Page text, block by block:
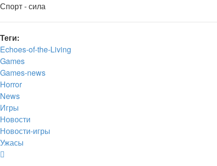
Спорт - сила
Теги:
Echoes-of-the-Living
Games
Games-news
Horror
News
Игры
Новости
Новости-игры
Ужасы